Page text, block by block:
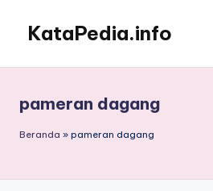
content
KataPedia.info
pameran dagang
Beranda » pameran dagang